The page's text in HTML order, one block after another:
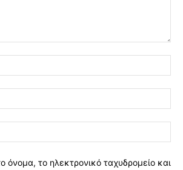
όνομα, το ηλεκτρονικό ταχυδρομείο και